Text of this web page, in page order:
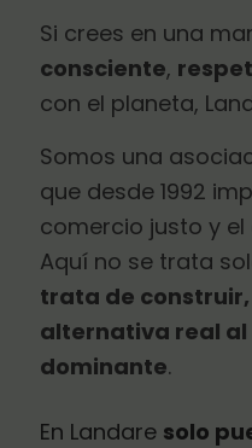
Si crees en una
consciente,
con el planeta,
Somos una
que desde 1992
comercio justo y
Aquí no se trata
trata de
alternativa real al
dominante.
En Landare solo